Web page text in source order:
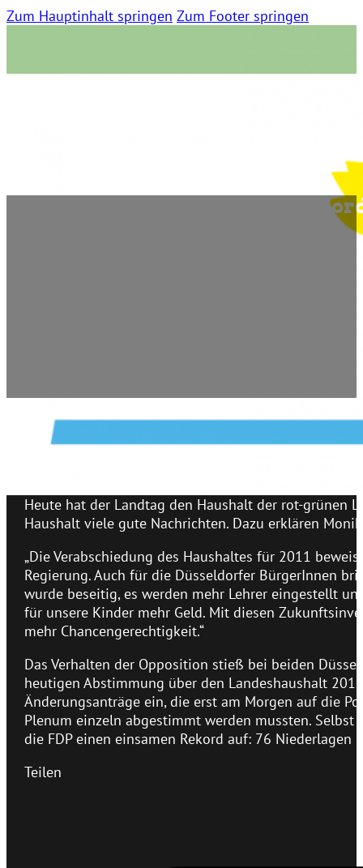
Zum Hauptinhalt springen Zum Footer springen
Haushalt: Ein guter Tag für
Heute hat der Landtag den Haushalt der rot-grünen
Haushalt viele gute Nachrichten. Dazu erklären
„Die Verabschiedung des Haushaltes für 2011
Regierung. Auch für die Düsseldorfer BürgerInnen
wurde beseitig, es werden mehr Lehrer eingestellt
für unsere Kinder mehr Geld. Mit diesen
mehr Chancengerechtigkeit.“
Das Verhalten der Opposition stieß bei beiden
heutigen Abstimmung über den Landeshaushalt
Änderungsanträge ein, die erst am Morgen auf die
Plenum einzeln abgestimmt werden mussten.
die FDP einen einsamen Rekord auf: 76 Niederlagen
Teilen